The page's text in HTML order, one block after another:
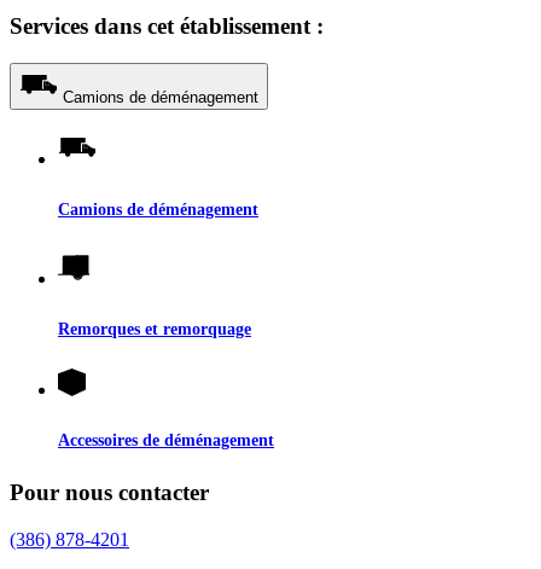
Services dans cet établissement :
Camions de déménagement
Camions de déménagement
Remorques et remorquage
Accessoires de déménagement
Pour nous contacter
(386) 878-4201